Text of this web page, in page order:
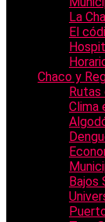
La
El
Chaco y
Rutas
Clima
Bajos